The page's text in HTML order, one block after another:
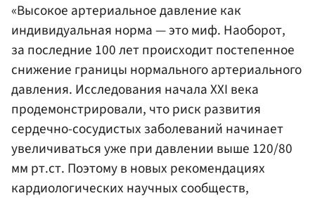
«Высокое артериальное давление как
индивидуальная норма — это миф. Наоборот,
за последние 100 лет происходит постепенное
снижение границы нормального артериального
давления. Исследования начала XXI века
продемонстрировали, что риск развития
сердечно-сосудистых заболеваний начинает
увеличиваться уже при давлении выше 120/80
мм рт.ст. Поэтому в новых рекомендациях
кардиологических научных сообществ,